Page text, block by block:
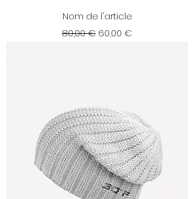
Nom de l'article
Prix original
80,00 € Prix promotionnel
60,00 €